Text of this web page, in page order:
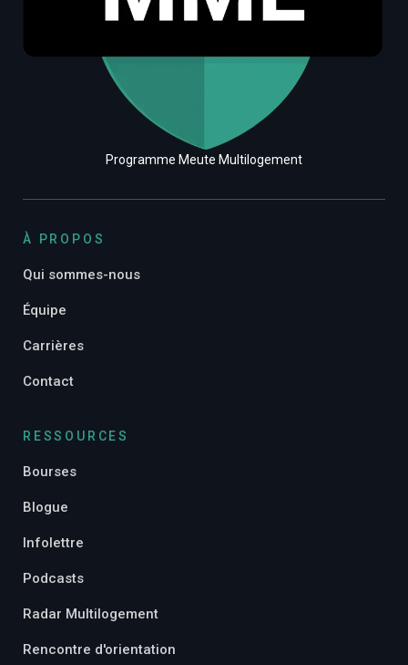
Programme Meute Multilogement
À PROPOS
Qui sommes-nous
Équipe
Carrières
Contact
RESSOURCES
Bourses
Blogue
Infolettre
Podcasts
Radar Multilogement
Rencontre d'orientation